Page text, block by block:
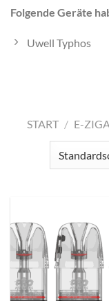
Folgende Geräte
Uwell Typhos
START / E-